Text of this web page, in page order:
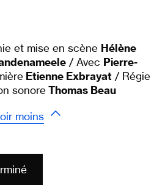
et mise en scène Hélène
/ Avec Pierre-
Etienne Exbrayat / Régie
sonoreThomas Beau
moins